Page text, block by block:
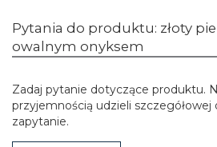
Pytania do produktu: złoty
owalnym onyksem
Zadaj pytanie dotyczące produktu.
przyjemnością udzieli szczegółowej
zapytanie.